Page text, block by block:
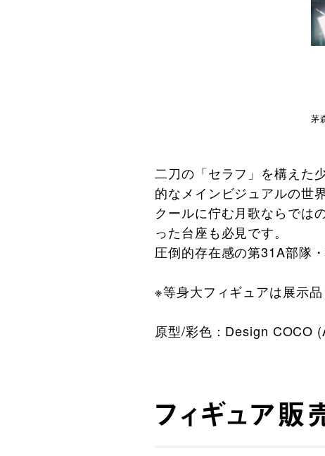
茅
二刀の「セラフ」を構えた
的なメインビジュアルの世
クールに佇む月歌ならでは
った台座も必見です。
圧倒的存在感の第31A部隊
※等身大フィギュアは展示
原型/彩色：Design COCO
フィギュア販